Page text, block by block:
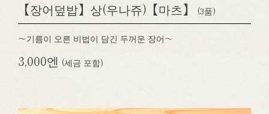
【장어덮밥】상(우나쥬)【마츠】 (3품)
～기름이 오른 비법이 담긴 두꺼운 장어～
3,000엔 (세금 포함)